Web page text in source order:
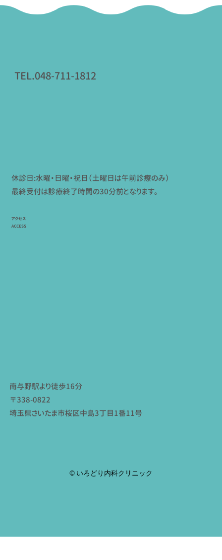
休診日:水曜・日曜・祝日（土曜日は午前診療のみ）
最終受付は診療終了時間の30分前となります。
TEL.048-711-1812
南与野駅より徒歩16分
〒338-0822
埼玉県さいたま市桜区中島3丁目1番11号
アクセス
ACCESS
© いろどり内科クリニック